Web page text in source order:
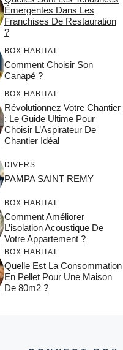
Émergentes Dans Les
Franchises De Restauration
?
BOX HABITAT
Comment Choisir Son
Canapé ?
BOX HABITAT
Révolutionnez Votre Chantier
: Le Guide Ultime Pour
Choisir L’Aspirateur De
Chantier Idéal
DIVERS
PAMPA SAINT REMY
BOX HABITAT
Comment Améliorer
L’isolation Acoustique De
Votre Appartement ?
BOX HABITAT
Quelle Est La Consommation
En Pellet Pour Une Maison
De 80m2 ?